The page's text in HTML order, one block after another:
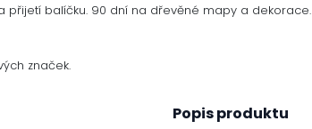
balíčku. 90 dní na dřevěné mapy a dekorace.
značek.
Popis produktu